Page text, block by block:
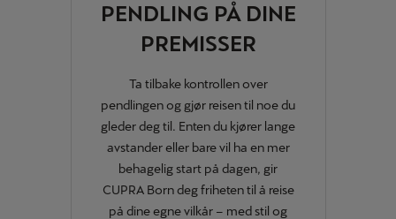
PENDLING PÅ DINE
PREMISSER
Ta tilbake kontrollen over
pendlingen og gjør reisen til noe du
gleder deg til. Enten du kjører lange
avstander eller bare vil ha en mer
behagelig start på dagen, gir
CUPRA Born deg friheten til å reise
på dine egne vilkår – med stil og